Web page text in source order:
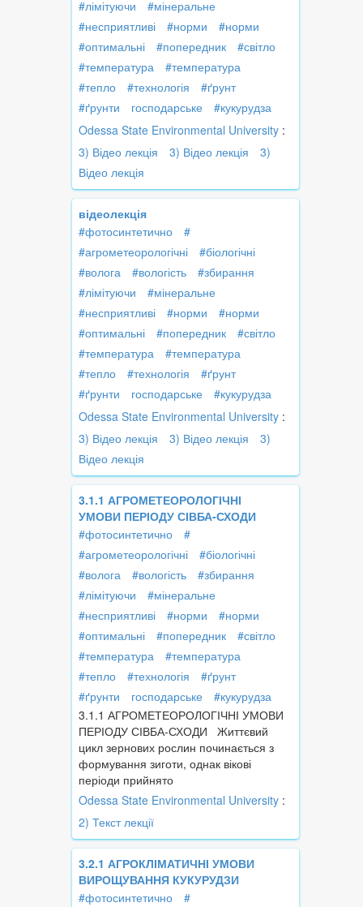
#лімітуючи
#мінеральне
#несприятливі
#норми
#норми
#оптимальні
#попередник
#світло
#температура
#температура
#тепло
#технологія
#ґрунт
#ґрунти
господарське
#кукурудза
Odessa State Environmental University :
3) Відео лекція
3) Відео лекція
3)
Відео лекція
відеолекція
#фотосинтетично
#
#агрометеорологічні
#біологічні
#волога
#вологість
#збирання
#лімітуючи
#мінеральне
#несприятливі
#норми
#норми
#оптимальні
#попередник
#світло
#температура
#температура
#тепло
#технологія
#ґрунт
#ґрунти
господарське
#кукурудза
Odessa State Environmental University :
3) Відео лекція
3) Відео лекція
3)
Відео лекція
3.1.1 АГРОМЕТЕОРОЛОГІЧНІ
УМОВИ ПЕРІОДУ СІВБА-СХОДИ
#фотосинтетично
#
#агрометеорологічні
#біологічні
#волога
#вологість
#збирання
#лімітуючи
#мінеральне
#несприятливі
#норми
#норми
#оптимальні
#попередник
#світло
#температура
#температура
#тепло
#технологія
#ґрунт
#ґрунти
господарське
#кукурудза
3.1.1 АГРОМЕТЕОРОЛОГІЧНІ УМОВИ
ПЕРІОДУ СІВБА-СХОДИ Життєвий
цикл зернових рослин починається з
формування зиготи, однак вікові
періоди прийнято
Odessa State Environmental University :
2) Текст лекції
3.2.1 АГРОКЛІМАТИЧНІ УМОВИ
ВИРОЩУВАННЯ КУКУРУДЗИ
#фотосинтетично
#